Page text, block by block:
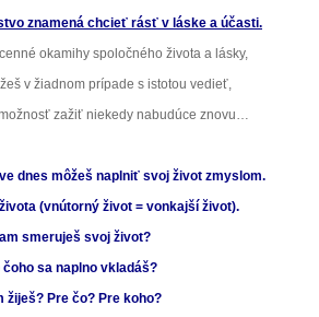
znamená chcieť rásť v láske a účasti.
okamihy spoločného života a lásky,
v žiadnom prípade s istotou vedieť,
zažiť niekedy nabudúce znovu…
dnes môžeš naplniť svoj život zmyslom.
(vnútorný život = vonkajší život).
smeruješ svoj život?
čoho sa naplno vkladáš?
žiješ? Pre čo? Pre koho?